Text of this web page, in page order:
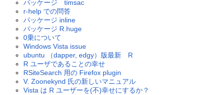
パッケージ timsac
r-help での問答
パッケージ inline
パッケージ R.huge
0乗について
Windows Vista issue
ubuntu （dapper, edgy）版最新 R
R ユーザであることの幸せ
RSiteSearch 用の Firefox plugin
V. Zoonekynd 氏の新しいマニュアル
Vista は R ユーザーを(不)幸せにするか？